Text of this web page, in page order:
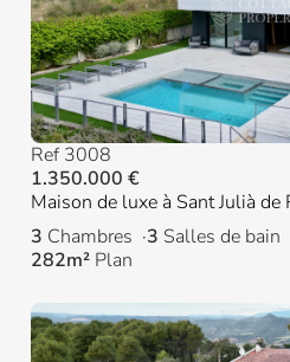
Ref 3008
1.350.000 €
Maison de luxe à Sant Julià
3 Chambres 3 Salles de bain
282m² Plan